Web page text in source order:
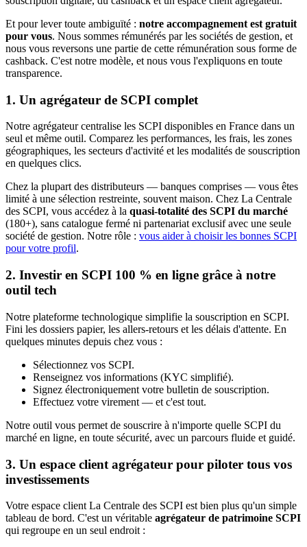
Et pour lever toute ambiguïté : notre accompagnement est gratuit
pour vous. Nous sommes rémunérés par les sociétés de gestion, et
nous vous reversons une partie de cette rémunération sous forme de
cashback. C'est notre modèle, et nous vous l'expliquons en toute
transparence.
1. Un agrégateur de SCPI complet
Notre agrégateur centralise les SCPI disponibles en France dans un
seul et même outil. Comparez les performances, les frais, les zones
géographiques, les secteurs d'activité et les modalités de souscription
en quelques clics.
Chez la plupart des distributeurs — banques comprises — vous êtes
limité à une sélection restreinte, souvent maison. Chez La Centrale
des SCPI, vous accédez à la quasi-totalité des SCPI du marché
(180+), sans catalogue fermé ni partenariat exclusif avec une seule
société de gestion. Notre rôle : vous aider à choisir les bonnes SCPI
pour votre profil.
2. Investir en SCPI 100 % en ligne grâce à notre
outil tech
Notre plateforme technologique simplifie la souscription en SCPI.
Fini les dossiers papier, les allers-retours et les délais d'attente. En
quelques minutes depuis chez vous :
Sélectionnez vos SCPI.
Renseignez vos informations (KYC simplifié).
Signez électroniquement votre bulletin de souscription.
Effectuez votre virement — et c'est tout.
Notre outil vous permet de souscrire à n'importe quelle SCPI du
marché en ligne, en toute sécurité, avec un parcours fluide et guidé.
3. Un espace client agrégateur pour piloter tous vos
investissements
Votre espace client La Centrale des SCPI est bien plus qu'un simple
tableau de bord. C'est un véritable agrégateur de patrimoine SCPI
qui regroupe en un seul endroit :